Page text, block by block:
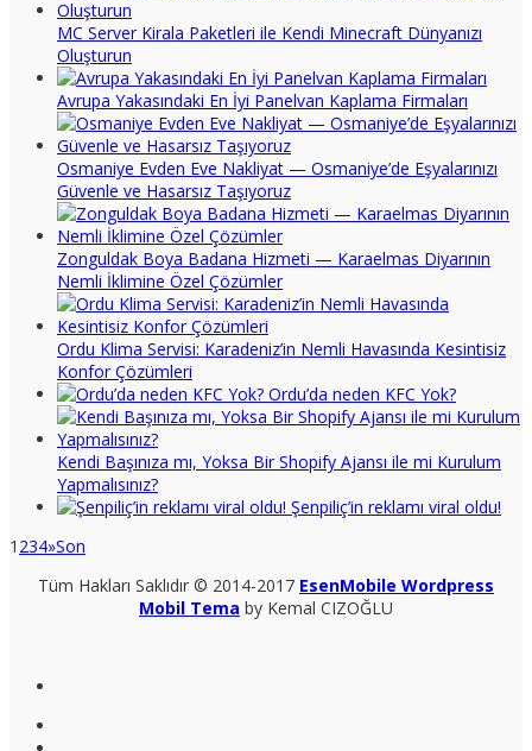
MC Server Kirala Paketleri ile Kendi Minecraft Dünyanızı
Oluşturun
Avrupa Yakasındaki En İyi Panelvan Kaplama Firmaları
Osmaniye Evden Eve Nakliyat — Osmaniye’de Eşyalarınızı
Güvenle ve Hasarsız Taşıyoruz
Zonguldak Boya Badana Hizmeti — Karaelmas Diyarının
Nemli İklimine Özel Çözümler
Ordu Klima Servisi: Karadeniz’in Nemli Havasında Kesintisiz
Konfor Çözümleri
Ordu’da neden KFC Yok?
Kendi Başınıza mı, Yoksa Bir Shopify Ajansı ile mi Kurulum
Yapmalısınız?
Şenpiliç’in reklamı viral oldu!
1 234»Son
Tüm Hakları Saklıdır © 2014-2017 EsenMobile Wordpress
Mobil Tema by Kemal CIZOĞLU